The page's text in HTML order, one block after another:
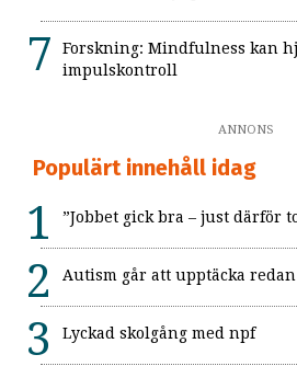
Forskning: Mindfulness kan
impulskontroll
ANNONS
Populärt innehåll idag
”Jobbet gick bra – just därför
Autism går att upptäcka
Lyckad skolgång med npf